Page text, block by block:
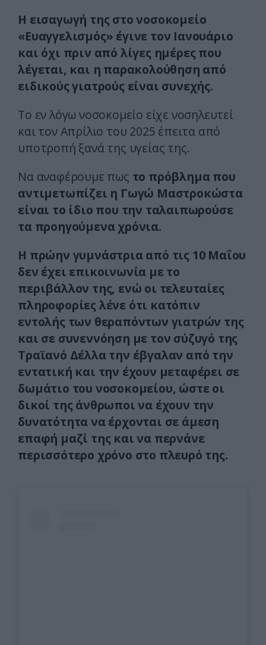
Η εισαγωγή της στο νοσοκομείο
«Ευαγγελισμός» έγινε τον Ιανουάριο
και όχι πριν από λίγες ημέρες που
λέγεται, και η παρακολούθηση από
ειδικούς γιατρούς είναι συνεχής.
Το εν λόγω νοσοκομείο είχε νοσηλευτεί
και τον Απρίλιο του 2025 έπειτα από
υποτροπή ξανά της υγείας της.
Να αναφέρουμε πως το πρόβλημα που
αντιμετωπίζει η Γωγώ Μαστροκώστα
είναι το ίδιο που την ταλαιπωρούσε
τα προηγούμενα χρόνια.
Η πρώην γυμνάστρια από τις 10 Μαΐου
δεν έχει επικοινωνία με το
περιβάλλον της, ενώ οι τελευταίες
πληροφορίες λένε ότι κατόπιν
εντολής των θεραπόντων γιατρών της
και σε συνεννόηση με τον σύζυγό της
Τραϊανό Δέλλα την έβγαλαν από την
εντατική και την έχουν μεταφέρει σε
δωμάτιο του νοσοκομείου, ώστε οι
δικοί της άνθρωποι να έχουν την
δυνατότητα να έρχονται σε άμεση
επαφή μαζί της και να περνάνε
περισσότερο χρόνο στο πλευρό της.